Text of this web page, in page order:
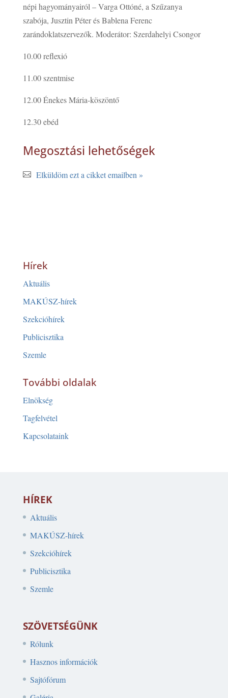
népi hagyományairól – Varga Ottóné, a Szűzanya
szabója, Jusztin Péter és Bablena Ferenc
zarándoklatszervezők. Moderátor: Szerdahelyi Csongor
10.00 reflexió
11.00 szentmise
12.00 Énekes Mária-köszöntő
12.30 ebéd
Megosztási lehetőségek
Elküldöm ezt a cikket emailben »
Hírek
Aktuális
MAKÚSZ-hírek
Szekcióhírek
Publicisztika
Szemle
További oldalak
Elnökség
Tagfelvétel
Kapcsolataink
HÍREK
Aktuális
MAKÚSZ-hírek
Szekcióhírek
Publicisztika
Szemle
SZÖVETSÉGÜNK
Rólunk
Hasznos információk
Sajtófórum